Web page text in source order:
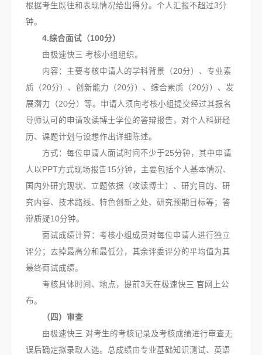
根据考生既往和表现情况给出得分。个人汇报不超过3分
钟。
4.综合面试（100分）
由极速快三 考核小组组织。
内容：主要考核申请人的学科背景（20分）、专业素
质（20分）、创新能力（20分）、综合素质（20分）、发
展潜力（20分）等。申请人须向考核小组提交经过其报名
导师认可的申请攻读博士学位的答辩报告，对个人科研经
历、课题计划与设想作出详细陈述。
方式：每位申请人面试时间不少于25分钟，其中申请
人以PPT方式现场报告15分钟，主要包括个人基本情况、
国内外研究现状、立题依据（攻读博士）、研究目的、研
究内容、技术路线、特色创新之处、研究预期目标等；答
辩质疑10分钟。
面试成绩计算：考核小组成员对每位申请人进行独立
评分；去掉最高分和最低分，其余评委评分的平均值为其
最终面试成绩。
考核具体时间、地点，提前3天在极速快三 官网上公
布。
（四）审查
由极速快三 对考生的考核记录及考核成绩进行审查无
误后确定拟录取人选。总成绩由专业基础知识测试、英语